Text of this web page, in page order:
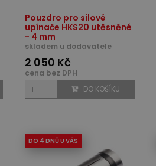
Pouzdro pro silové
upínače HKS20 utěsněné
- 4 mm
skladem u dodavatele
2 050 Kč
cena bez DPH
DO KOŠÍKU
DO 4 DNŮ U VÁS